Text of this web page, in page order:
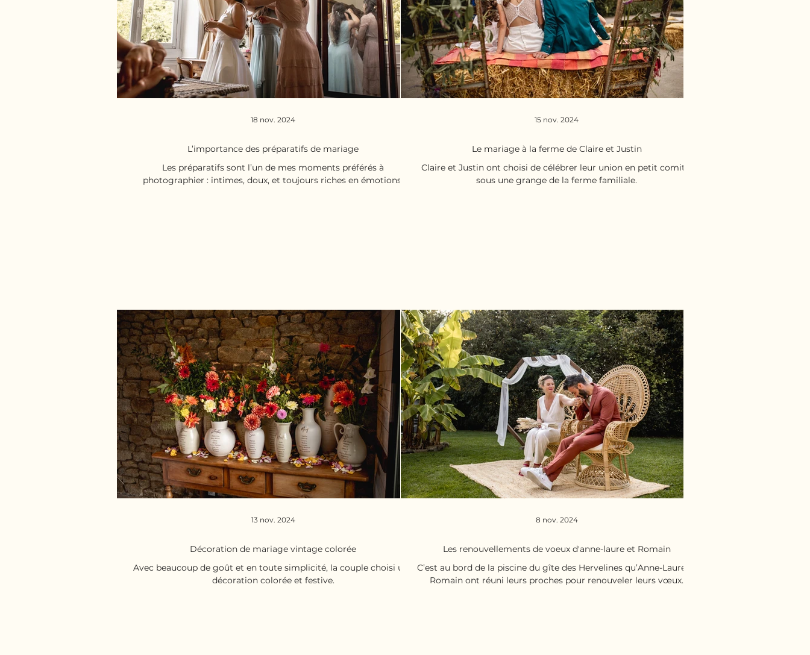
L’importance des préparatifs de mariage
Les préparatifs sont l’un de mes moments préférés à
photographier : intimes, doux, et toujours riches en émotions.
18 nov. 2024
Le mariage à la ferme de Claire et Justin
Claire et Justin ont choisi de célébrer leur union en petit comité,
sous une grange de la ferme familiale.
15 nov. 2024
Décoration de mariage vintage colorée
Avec beaucoup de goût et en toute simplicité, la couple choisi une
décoration colorée et festive.
13 nov. 2024
Les renouvellements de voeux d'anne-laure et Romain
C’est au bord de la piscine du gîte des Hervelines qu’Anne-Laure et
Romain ont réuni leurs proches pour renouveler leurs vœux.
8 nov. 2024